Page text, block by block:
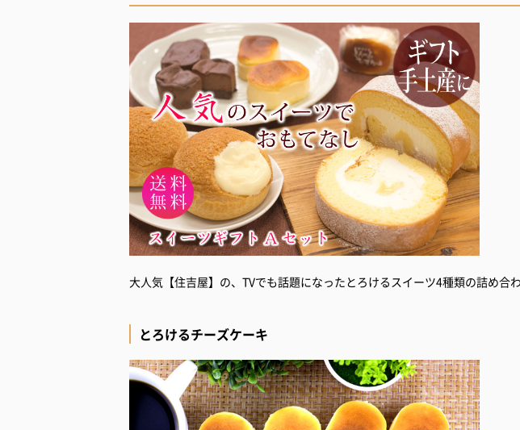
大人気【住吉屋】の、TVでも話題になったとろけるスイーツ4種類の詰め合わ
とろけるチーズケーキ